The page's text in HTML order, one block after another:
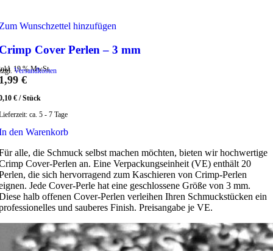
Wunschzettel hinzufügen
Cover Perlen – 3 mm
19 % MwSt.
Versandkosten
€
€ /Stück
ca. 5 - 7 Tage
den Warenkorb
alle, die Schmuck selbst machen möchten, bieten wir hochwertige
Cover-Perlen an. Eine Verpackungseinheit (VE) enthält 20
die sich hervorragend zum Kaschieren von Crimp-Perlen
Jede Cover-Perle hat eine geschlossene Größe von 3 mm.
halb offenen Cover-Perlen verleihen Ihren Schmuckstücken ein
und sauberes Finish. Preisangabe je VE.